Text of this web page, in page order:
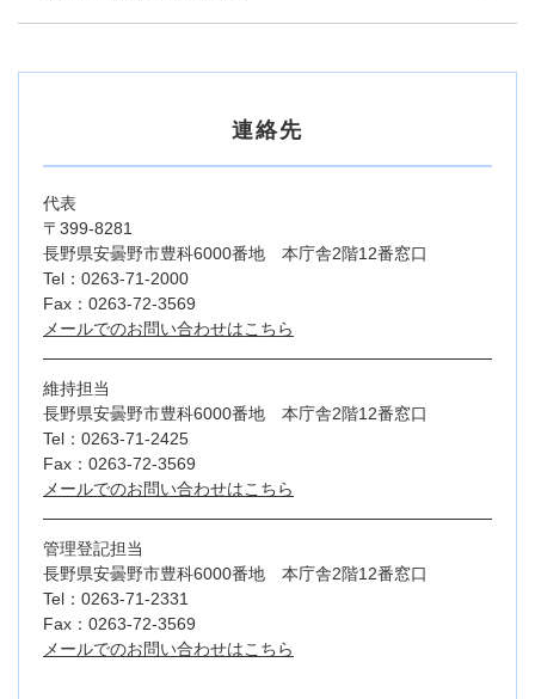
連絡先
代表
〒399-8281
長野県安曇野市豊科6000番地 本庁舎2階12番窓口
Tel：0263-71-2000
Fax：0263-72-3569
メールでのお問い合わせはこちら
維持担当
長野県安曇野市豊科6000番地 本庁舎2階12番窓口
Tel：0263-71-2425
Fax：0263-72-3569
メールでのお問い合わせはこちら
管理登記担当
長野県安曇野市豊科6000番地 本庁舎2階12番窓口
Tel：0263-71-2331
Fax：0263-72-3569
メールでのお問い合わせはこちら